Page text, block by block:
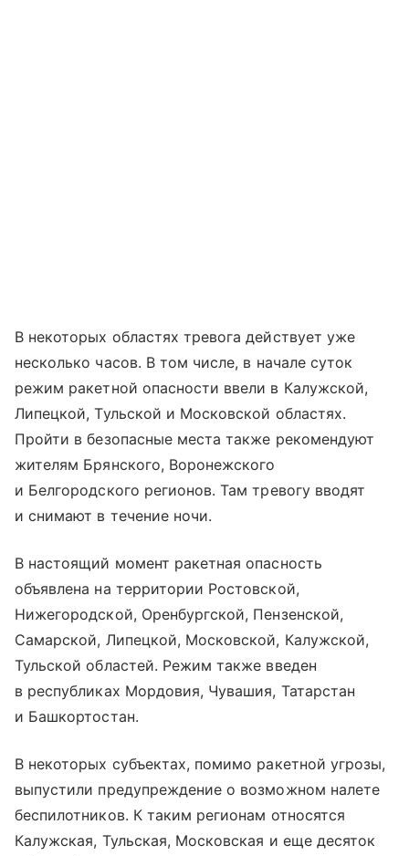
В некоторых областях тревога действует уже
несколько часов. В том числе, в начале суток
режим ракетной опасности ввели в Калужской,
Липецкой, Тульской и Московской областях.
Пройти в безопасные места также рекомендуют
жителям Брянского, Воронежского
и Белгородского регионов. Там тревогу вводят
и снимают в течение ночи.
В настоящий момент ракетная опасность
объявлена на территории Ростовской,
Нижегородской, Оренбургской, Пензенской,
Самарской, Липецкой, Московской, Калужской,
Тульской областей. Режим также введен
в республиках Мордовия, Чувашия, Татарстан
и Башкортостан.
В некоторых субъектах, помимо ракетной угрозы,
выпустили предупреждение о возможном налете
беспилотников. К таким регионам относятся
Калужская, Тульская, Московская и еще десяток